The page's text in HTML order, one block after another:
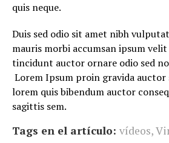
quis neque.
Duis sed odio sit amet nibh
mauris morbi accumsan ipsum
tincidunt auctor ornare odio sed
Lorem Ipsum proin gravida
lorem quis bibendum auctor
sagittis sem.
Tags en el artículo: vídeos,